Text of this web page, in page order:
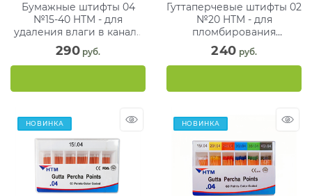
Бумажные штифты 04
№15-40 HTM - для
удаления влаги в канале
(100 шт)
290 руб.
Гуттаперчевые штифты 02
№20 HTM - для
пломбирования
корневых каналов (120
шт)
240 руб.
НОВИНКА НОВИНКА